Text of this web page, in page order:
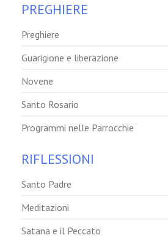
PREGHIERE
Preghiere
Guarigione e liberazione
Novene
Santo Rosario
Programmi nelle Parrocchie
RIFLESSIONI
Santo Padre
Meditazioni
Satana e il Peccato